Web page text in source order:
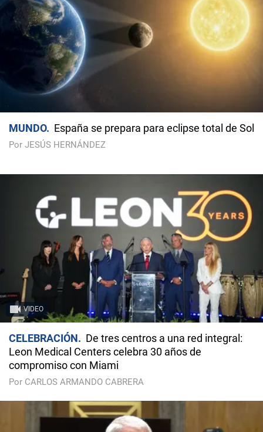
MUNDO España se prepara para eclipse total de Sol
Por JESÚS HERNÁNDEZ
VIDEO
CELEBRACIÓN
De tres centros a una red integral:
Leon Medical Centers celebra 30 años de
compromiso con Miami
Por CARLOS ARMANDO CABRERA